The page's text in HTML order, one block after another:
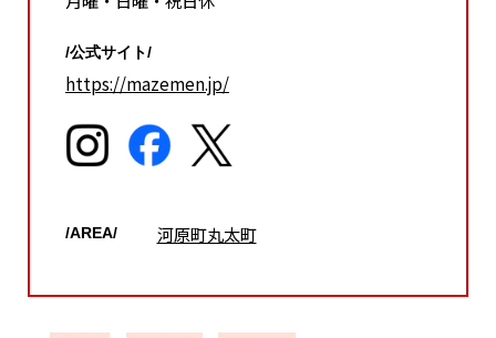
/公式サイト/
https://mazemen.jp/
/AREA/ 河原町丸太町